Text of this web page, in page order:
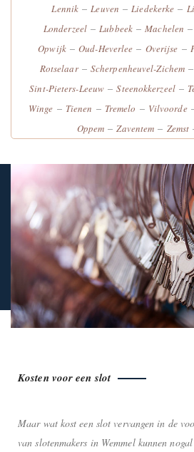
Lennik –Leuven –Liedekerke –
Londerzeel–Lubbeek–Machelen
Opwijk–Oud-Heverlee – Overijse –
Rotselaar– Scherpenheuvel-Zichem
Sint-Pieters-Leeuw –Steenokkerzeel–
Winge – Tienen – Tremelo – Vilvoorde
Oppem –Zaventem – Zemst
Kosten voor een slot
Maar wat kost een slot vervangen in de
van slotenmakers in Wemmel kunnen